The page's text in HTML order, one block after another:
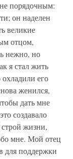
порядочным:
он наделен
великие
отцом,
нежно, но
я стал жить
его
женился,
дать мне
создавало
жизни,
мне. Мой отец
для поддержки